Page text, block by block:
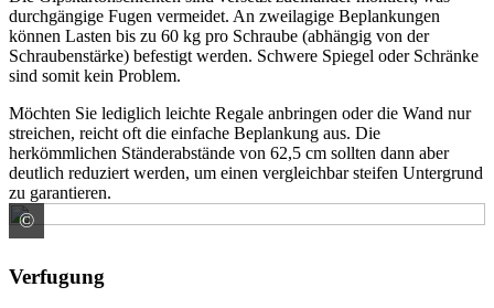
© Knauf Gips
durchgängige Fugen vermeidet. An zweilagige Beplankungen
können Lasten bis zu 60 kg pro Schraube (abhängig von der
Schraubenstärke) befestigt werden. Schwere Spiegel oder Schränke
sind somit kein Problem.
Möchten Sie lediglich leichte Regale anbringen oder die Wand nur
streichen, reicht oft die einfache Beplankung aus. Die
herkömmlichen Ständerabstände von 62,5 cm sollten dann aber
deutlich reduziert werden, um einen vergleichbar steifen Untergrund
zu garantieren.
Verfugung